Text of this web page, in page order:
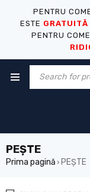
PENTRU
ESTE
PENTRU
PEȘTE
Prima pagină › PEȘTE